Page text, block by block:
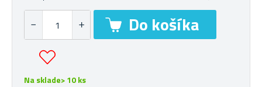
Na sklade> 10 ks